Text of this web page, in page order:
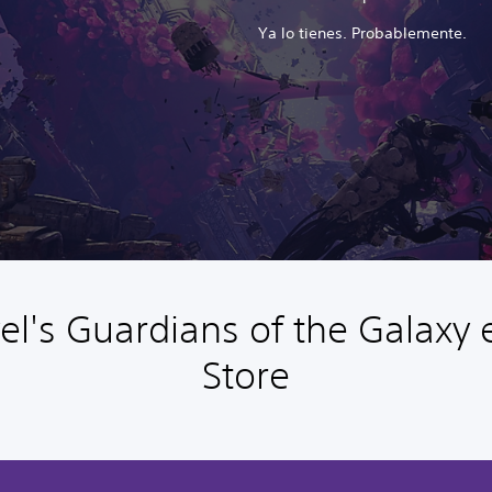
Ya lo tienes. Probablemente.
Guardians of the Galaxy
Store